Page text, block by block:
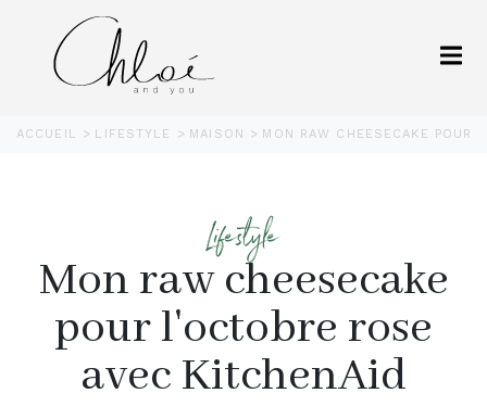
ACCUEIL LIFESTYLE MAISON MON RAW CHEESECAKE POUR
Lifestyle
Mon raw cheesecake
pour l'octobre rose
avec KitchenAid